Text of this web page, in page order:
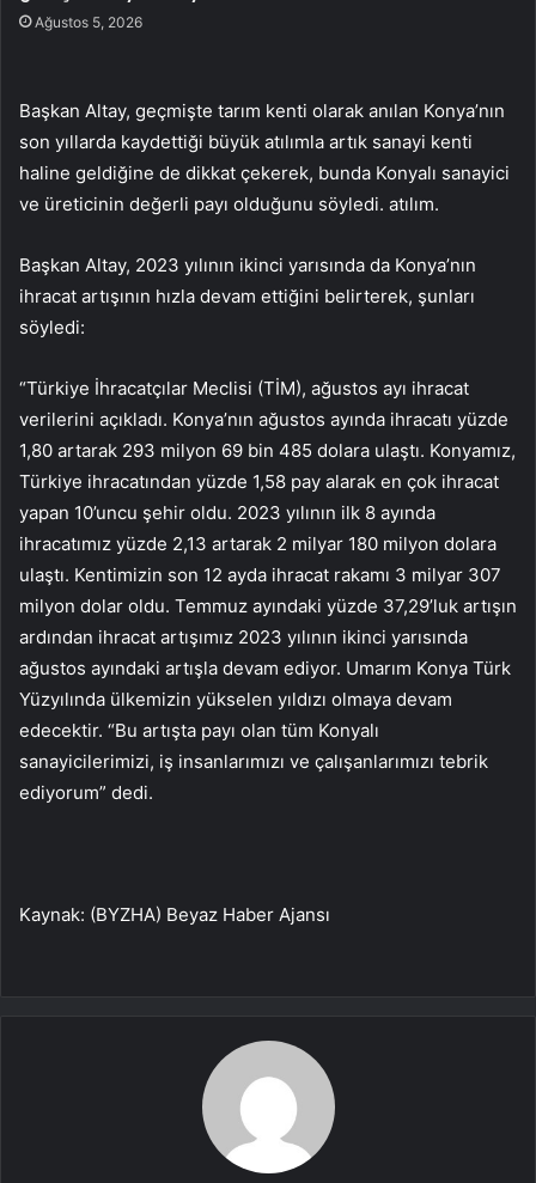
Ağustos 5, 2026
Başkan Altay, geçmişte tarım kenti olarak anılan Konya’nın
son yıllarda kaydettiği büyük atılımla artık sanayi kenti
haline geldiğine de dikkat çekerek, bunda Konyalı sanayici
ve üreticinin değerli payı olduğunu söyledi. atılım.
Başkan Altay, 2023 yılının ikinci yarısında da Konya’nın
ihracat artışının hızla devam ettiğini belirterek, şunları
söyledi:
“Türkiye İhracatçılar Meclisi (TİM), ağustos ayı ihracat
verilerini açıkladı. Konya’nın ağustos ayında ihracatı yüzde
1,80 artarak 293 milyon 69 bin 485 dolara ulaştı. Konyamız,
Türkiye ihracatından yüzde 1,58 pay alarak en çok ihracat
yapan 10’uncu şehir oldu. 2023 yılının ilk 8 ayında
ihracatımız yüzde 2,13 artarak 2 milyar 180 milyon dolara
ulaştı. Kentimizin son 12 ayda ihracat rakamı 3 milyar 307
milyon dolar oldu. Temmuz ayındaki yüzde 37,29’luk artışın
ardından ihracat artışımız 2023 yılının ikinci yarısında
ağustos ayındaki artışla devam ediyor. Umarım Konya Türk
Yüzyılında ülkemizin yükselen yıldızı olmaya devam
edecektir. “Bu artışta payı olan tüm Konyalı
sanayicilerimizi, iş insanlarımızı ve çalışanlarımızı tebrik
ediyorum” dedi.
Kaynak: (BYZHA) Beyaz Haber Ajansı